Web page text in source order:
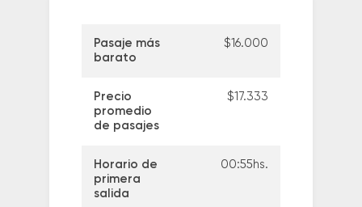
Pasaje más
barato
$16.000
Precio
promedio
de pasajes
$17.333
Horario de
primera
salida
00:55hs.